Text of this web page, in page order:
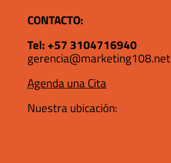
CONTACTO:
Tel: +57 3104716940
gerencia@marketing108.net
Agenda una Cita
Nuestra ubicación: